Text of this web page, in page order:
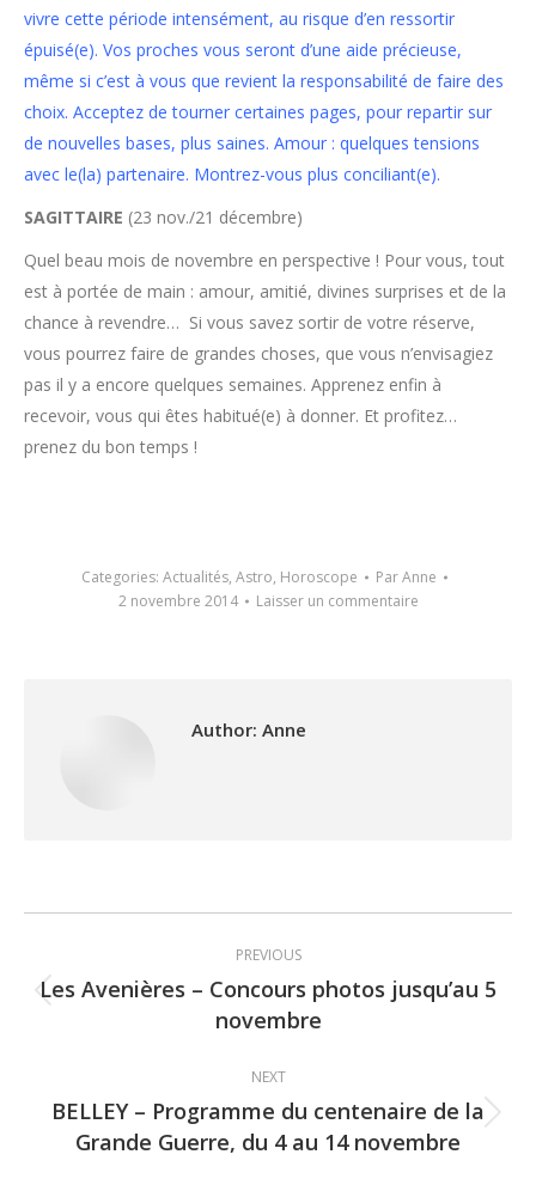
vivre cette période intensément, au risque d’en ressortir
épuisé(e). Vos proches vous seront d’une aide précieuse,
même si c’est à vous que revient la responsabilité de faire des
choix. Acceptez de tourner certaines pages, pour repartir sur
de nouvelles bases, plus saines. Amour : quelques tensions
avec le(la) partenaire. Montrez-vous plus conciliant(e).
SAGITTAIRE (23 nov./21 décembre)
Quel beau mois de novembre en perspective ! Pour vous, tout
est à portée de main : amour, amitié, divines surprises et de la
chance à revendre… Si vous savez sortir de votre réserve,
vous pourrez faire de grandes choses, que vous n’envisagiez
pas il y a encore quelques semaines. Apprenez enfin à
recevoir, vous qui êtes habitué(e) à donner. Et profitez…
prenez du bon temps !
Categories: Actualités, Astro, Horoscope ParAnne
2 novembre 2014
Laisser un commentaire
Author: Anne
navigation
PREVIOUS
Previous
post:
Les Avenières – Concours photos jusqu’au 5
novembre
NEXT
Next
post:
BELLEY – Programme du centenaire de la
Grande Guerre, du 4 au 14 novembre